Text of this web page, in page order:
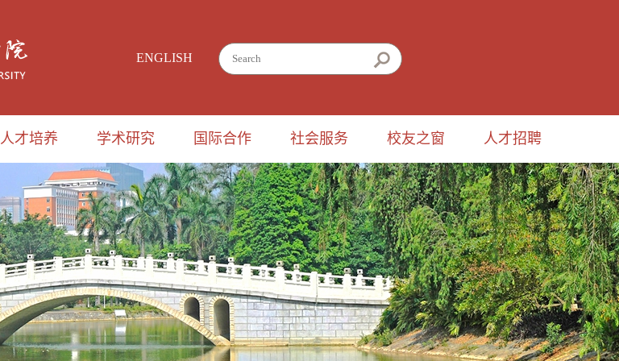
ENGLISH
人才培养 学术研究 国际合作 社会服务 校友之窗 人才招聘